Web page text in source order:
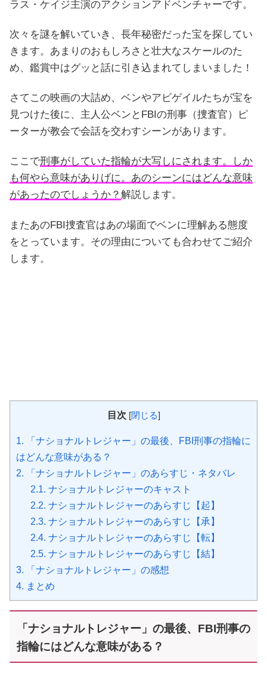
ラス・ケイジ主演のアクションアドベンチャーです。
次々を謎を解いていき、長年秘密だった宝を探してい
きます。あまりのおもしろさと壮大なスケールのた
め、鑑賞中はグッと話に引き込まれてしまいました！
さてこの映画の大詰め、ベンやアビゲイルたちが宝を
見つけた後に、主人公ベンとFBIの刑事（捜査官）ピ
ーターが教会で会話を交わすシーンがあります。
ここで刑事がしていた指輪が大写しにされます。しか
も何やら意味がありげに。あのシーンにはどんな意味
があったのでしょうか？ 解説します。
またあのFBI捜査官はあの場面でベンに理解ある態度
をとっています。その理由についても合わせてご紹介
します。
目次 [閉じる]
1. 「ナショナルトレジャー」の最後、FBI刑事の指輪に
はどんな意味がある？
2. 「ナショナルトレジャー」のあらすじ・ネタバレ
2.1. ナショナルトレジャーのキャスト
2.2. ナショナルトレジャーのあらすじ【起】
2.3. ナショナルトレジャーのあらすじ【承】
2.4. ナショナルトレジャーのあらすじ【転】
2.5. ナショナルトレジャーのあらすじ【結】
3. 「ナショナルトレジャー」の感想
4. まとめ
「ナショナルトレジャー」の最後、FBI刑事の
指輪にはどんな意味がある？